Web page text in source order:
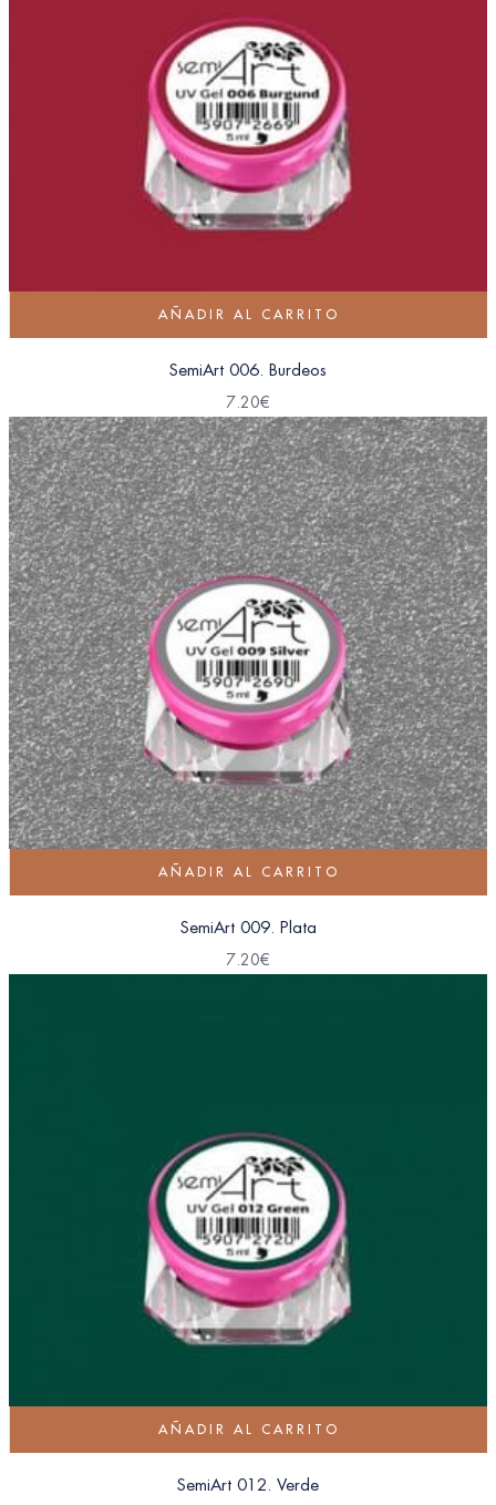
AÑADIR AL CARRITO
SemiArt 006. Burdeos
7.20€
AÑADIR AL CARRITO
SemiArt 009. Plata
7.20€
AÑADIR AL CARRITO
SemiArt 012. Verde